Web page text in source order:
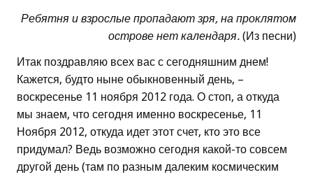
Ребятня и взрослые пропадают зря, на проклятом
острове нет календаря. (Из песни)
Итак поздравляю всех вас с сегодняшним днем!
Кажется, будто ныне обыкновенный день, –
воскресенье 11 ноября 2012 года. О стоп, а откуда
мы знаем, что сегодня именно воскресенье, 11
Ноября 2012, откуда идет этот счет, кто это все
придумал? Ведь возможно сегодня какой-то совсем
другой день (там по разным далеким космическим